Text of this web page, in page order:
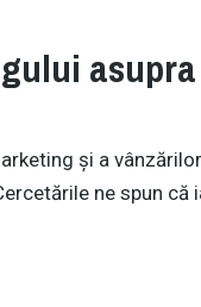
asupra
și a
ne spun că